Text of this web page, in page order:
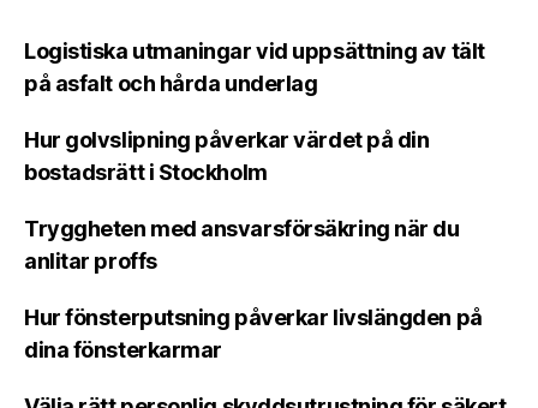
Logistiska utmaningar vid uppsättning av tält
på asfalt och hårda underlag
Hur golvslipning påverkar värdet på din
bostadsrätt i Stockholm
Tryggheten med ansvarsförsäkring när du
anlitar proffs
Hur fönsterputsning påverkar livslängden på
dina fönsterkarmar